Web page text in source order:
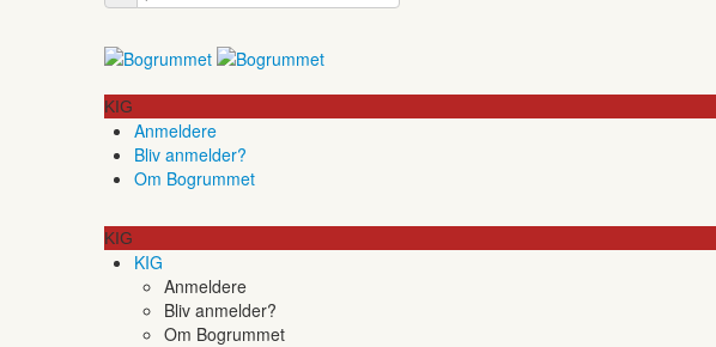
KIG
Anmeldere
Bliv anmelder?
Om Bogrummet
KIG
KIG
Anmeldere
Bliv anmelder?
Om Bogrummet